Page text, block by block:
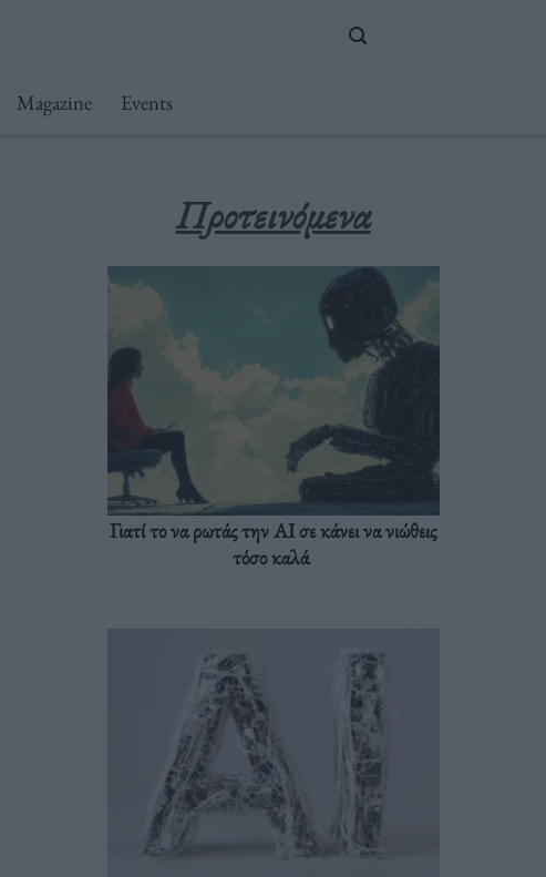
Magazine Events
Προτεινόμενα
Γιατί το να ρωτάς την AI σε κάνει να νιώθεις
τόσο καλά